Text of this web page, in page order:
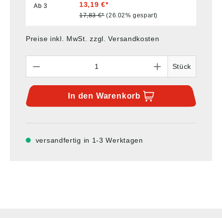
Ab 3 13,19 €*
17,83 €* (26.02% gespart)
Preise inkl. MwSt. zzgl. Versandkosten
Stück
In den Warenkorb
versandfertig in 1-3 Werktagen